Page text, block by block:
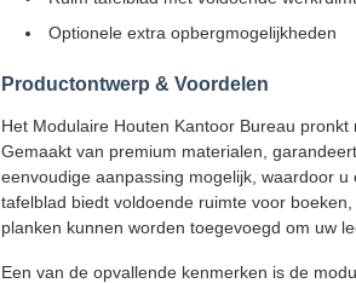
Optionele extra opbergmogelijkheden
Productontwerp & Voordelen
Het Modulaire Houten Kantoor Bureau
Gemaakt van premium materialen,
eenvoudige aanpassing mogelijk, waardoor
tafelblad biedt voldoende ruimte voor
planken kunnen worden toegevoegd om uw
Een van de opvallende kenmerken is de